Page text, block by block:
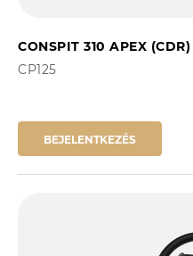
CONSPIT 310 APEX
CP125
BEJELENTKEZÉS